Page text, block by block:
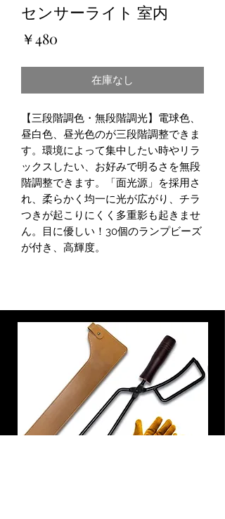
センサーライト 室内
￥480
在庫なし
【三段階調色・無段階調光】電球色、
昼白色、昼光色のが三段階調整できま
す。環境によって集中したい時やリラ
ックスしたい、お好みで明るさを無段
階調整できます。「面光源」を採用さ
れ、柔らかく均一に光が広がり、チラ
つきが起こりにくく多重影も起きませ
ん。目に優しい！30個のランプビーズ
が付き、高輝度。